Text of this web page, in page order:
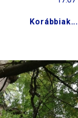
Korábbiak...